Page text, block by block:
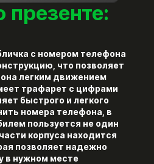
презенте:
с номером телефона
что позволяет
легким движением
трафарет с цифрами
быстрого и легкого
номера телефона, в
пользуется не один
корпуса находится
позволяет надежно
в нужном месте